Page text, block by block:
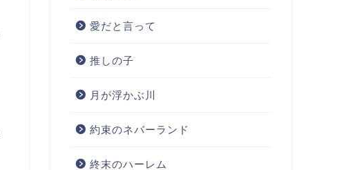
愛だと言って
推しの子
月が浮かぶ川
約束のネバーランド
終末のハーレム